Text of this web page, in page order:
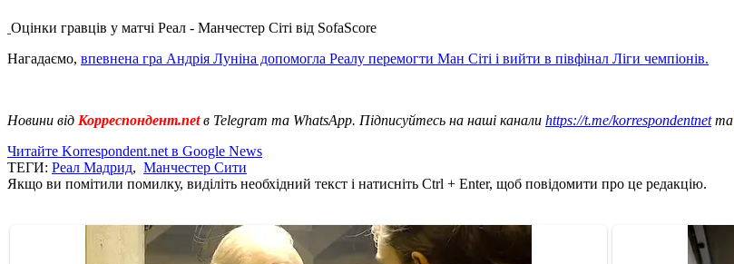
Оцінки гравців у матчі Реал - Манчестер Сіті від SofaScore
Нагадаємо, впевнена гра Андрія Луніна допомогла Реалу перемогти Ман Сіті і вийти в півфінал Ліги чемпіонів.
Новини від Корреспондент.netв Telegram та WhatsApp. Підписуйтесь на наші канали https://t.me/korrespondentnetта
Читайте Korrespondent.net в Google News
ТЕГИ: Реал Мадрид, Манчестер Сити
Якщо ви помітили помилку, виділіть необхідний текст і натисніть Ctrl + Enter, щоб повідомити про це редакцію.